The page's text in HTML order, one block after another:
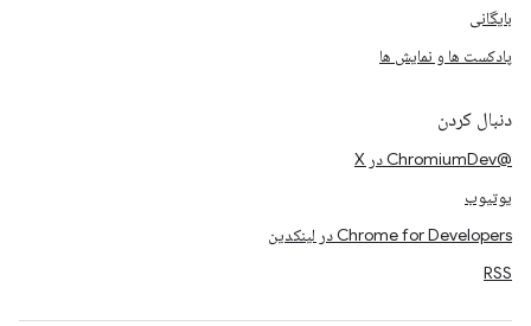
بایگانی
پادکست ها و نمایش ها
دنبال کردن
@ChromiumDev در X
یوتیوب
Chrome for Developers در لینکدین
RSS